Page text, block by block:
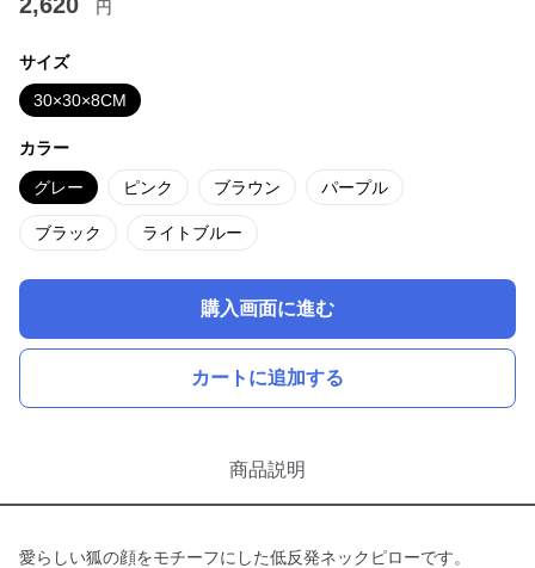
円
サイズ
30×30×8CM
カラー
グレー ピンク ブラウン パープル
ブラック ライトブルー
購入画面に進む
カートに追加する
商品説明
愛らしい狐の顔をモチーフにした低反発ネックピローです。